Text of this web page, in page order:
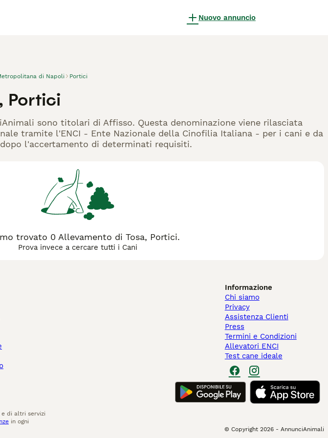
Nuovo annuncio
di Napoli Portici
Portici
sono titolari di Affisso. Questa denominazione viene rilasciata
tramite l'ENCI - Ente Nazionale della Cinofilia Italiana - per i cani e da
l'accertamento di determinati requisiti.
trovato 0 Allevamento di Tosa, Portici.
Prova invece a cercare tutti i Cani
Informazione
Chi siamo
Privacy
Assistenza Clienti
Press
Termini e Condizioni
Allevatori ENCI
Test cane ideale
di altri servizi
in ogni
© Copyright 2026 - AnnunciAnimali